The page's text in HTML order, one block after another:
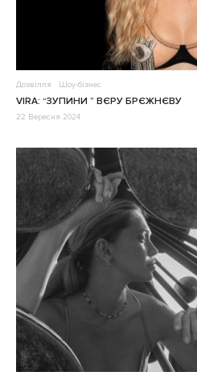
Дозвілля Шоу-бізнес
VIRA: “ЗУПИНИ ” ВЄРУ БРЄЖНЄВУ
22 Вересня 2024